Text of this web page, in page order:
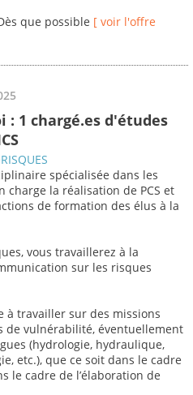
que possible [ voir l'offre
: 1 chargé.es d'études
spécialisée dans les
charge la réalisation de PCS et
de formation des élus à la
vous travaillerez à la
sur les risques
à travailler sur des missions
de vulnérabilité, éventuellement
(hydrologie, hydraulique,
etc.), que ce soit dans le cadre
le cadre de l’élaboration de